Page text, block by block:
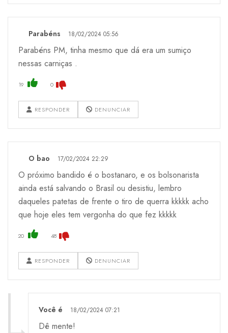
Parabéns 18/02/2024 05:56
Parabéns PM, tinha mesmo que dá era um sumiço
nessas carniças .
19 0
RESPONDER DENUNCIAR
O bao 17/02/2024 22:29
O próximo bandido é o bostanaro, e os bolsonarista
ainda está salvando o Brasil ou desistiu, lembro
daqueles patetas de frente o tiro de querra kkkkk acho
que hoje eles tem vergonha do que fez kkkkk
20 48
RESPONDER DENUNCIAR
Você é 18/02/2024 07:21
Dê mente!